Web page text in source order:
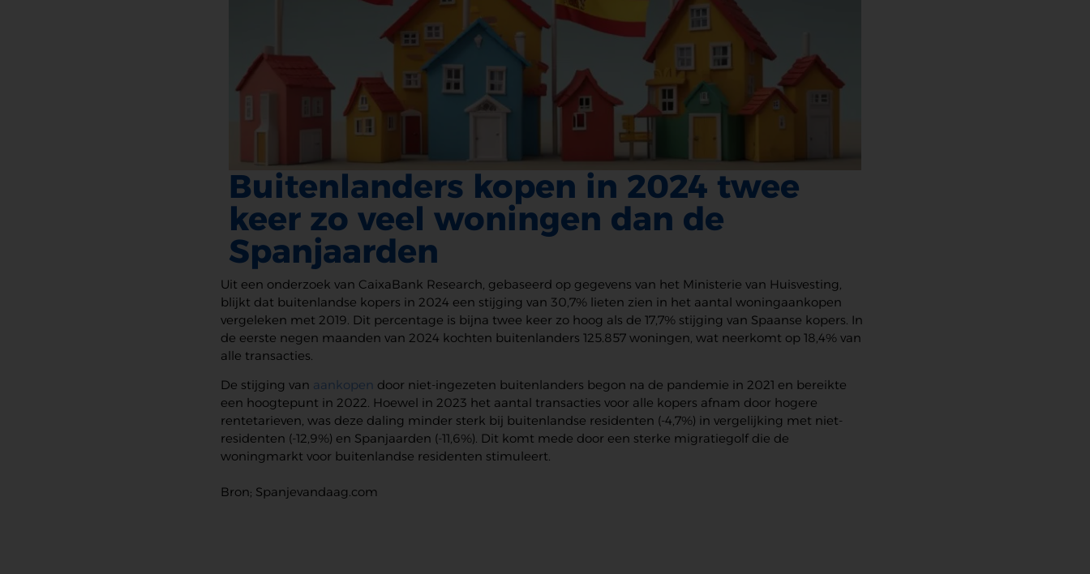
Buitenlanders kopen in 2024 twee
keer zo veel woningen dan de
Spanjaarden
Uit een onderzoek van CaixaBank Research, gebaseerd op gegevens van het Ministerie van Huisvesting,
blijkt dat buitenlandse kopers in 2024 een stijging van 30,7% lieten zien in het aantal woningaankopen
vergeleken met 2019. Dit percentage is bijna twee keer zo hoog als de 17,7% stijging van Spaanse kopers. In
de eerste negen maanden van 2024 kochten buitenlanders 125.857 woningen, wat neerkomt op 18,4% van
alle transacties.
De stijging van aankopen door niet-ingezeten buitenlanders begon na de pandemie in 2021 en bereikte
een hoogtepunt in 2022. Hoewel in 2023 het aantal transacties voor alle kopers afnam door hogere
rentetarieven, was deze daling minder sterk bij buitenlandse residenten (-4,7%) in vergelijking met niet-
residenten (-12,9%) en Spanjaarden (-11,6%). Dit komt mede door een sterke migratiegolf die de
woningmarkt voor buitenlandse residenten stimuleert.
Bron; Spanjevandaag.com